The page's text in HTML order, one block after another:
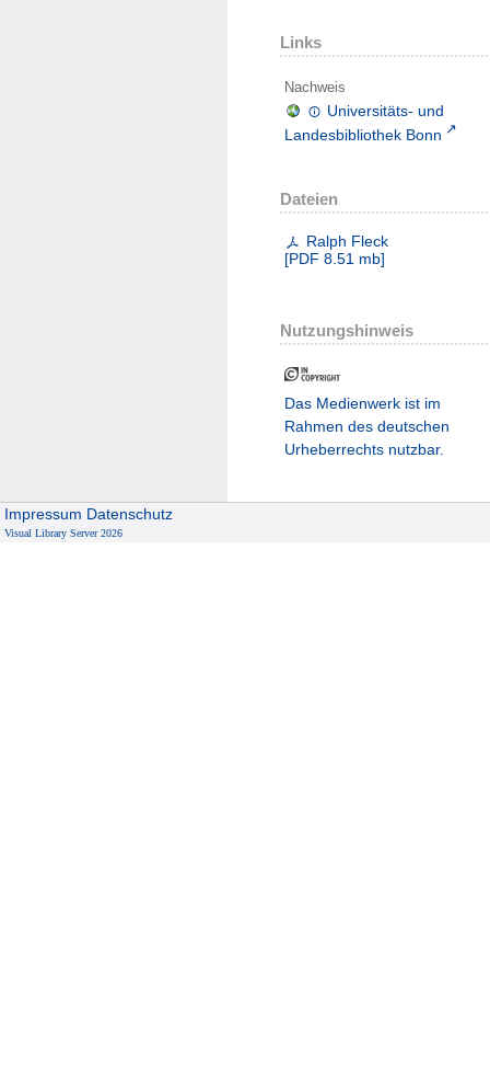
Links
Nachweis
Universitäts- und
Landesbibliothek Bonn
Dateien
Ralph Fleck
[PDF 8.51 mb]
Nutzungshinweis
Das Medienwerk ist im
Rahmen des deutschen
Urheberrechts nutzbar.
Impressum Datenschutz
Visual Library Server 2026